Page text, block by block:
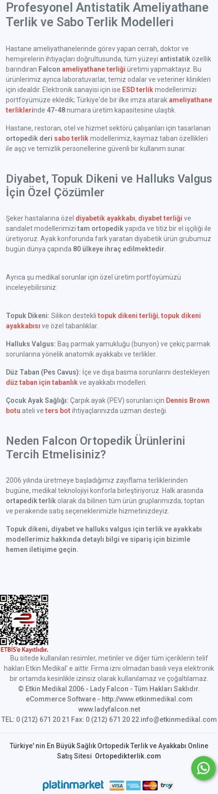
Profesyonel Antistatik Ameliyathane
Terlik ve Sabo Terlik Modelleri
Hastane ameliyathanelerinde görev yapan cerrah, doktor ve
hemşirelerin ihtiyaçları doğrultusunda, tüm yüzeyi antistatik özellik
barındıran Falcon ameliyathane terliği üretimi yapmaktayız. Bu
ürünlerimiz ayrıca laboratuvarlar, temiz odalar ve veteriner klinikleri
için idealdir. Elektronik sanayisi için ise ESD terlik modellerimizi
portföyümüze ekledik; Türkiye'de bir ilke imza atarak ameliyathane
terliklerinde 47-48numara üretim kapasitesine ulaştık.
Hastane, restoran, otel ve hizmet sektörü çalışanları için tasarlanan
ortopedik deri sabo terlik modellerimiz, kaymaz taban özellikleri
ile aşçı ve temizlik personellerine güvenli bir kullanım sunar.
Diyabet, Topuk Dikeni ve Halluks Valgus
İçin Özel Çözümler
Şeker hastalarına özel diyabetik ayakkabı, diyabet terliği ve
sandalet modellerimizi tam ortopedik yapıda ve titiz bir el işçiliği ile
üretiyoruz. Ayak konforunda fark yaratan diyabetik ürün grubumuz
bugün dünya çapında 80 ülkeye ihraç edilmektedir
Ayrıca şu medikal sorunlar için özel üretim portföyümüzü
inceleyebilirsiniz:
Topuk Dikeni: Silikon desteklitopuk dikeni terliği,topuk dikeni
ayakkabısı ve özel tabanlıklar.
Halluks Valgus: Baş parmak yamukluğu (bunyon) ve çekiç parmak
sorunlarına yönelik anatomik ayakkabı ve terlikler.
Düz Taban (Pes Cavus): İçe ve dışa basma sorunlarını destekleyen
düz taban için tabanlık ve ayakkabı modelleri.
Çocuk Ayak Sağlığı: Çarpık ayak (PEV) sorunları için Dennis Brown
botu ateli veters bot ihtiyaçlarınızda uzman desteği.
Neden Falcon Ortopedik Ürünlerini
Tercih Etmelisiniz?
2006 yılında üretmeye başladığımız zayıflama terliklerinden
bugüne, medikal teknolojiyi konforla birleştiriyoruz. Halk arasında
ortapedik terlik olarak da bilinen tüm ürün gruplarımızda; toptan
ve perakende satış seçeneklerimizle hizmetinizdeyiz.
Topuk dikeni, diyabet ve halluks valgus için terlik ve ayakkabı
modellerimiz hakkında detaylı bilgi ve sipariş için bizimle
hemen iletişime geçin.
Bu sitede kullanılan resimler, metinler ve diğer tüm içeriklerin telif
hakları Etkin Medikal' e aittir. Firma izni olmadan basılı veya elektronik
bir ortamda kesinlikle izinsiz olarak kullanılamaz ve çoğaltılamaz.
© Etkin Medikal 2006 - Lady Falcon - Tüm Hakları Saklıdır.
eCommerce Software - http://www.etkinmedikal.com
www.ladyfalcon.net
TEL: 0 (212) 671 20 21 Fax: 0 (212) 671 20 22 info@etkinmedikal.com
Türkiye' nin En Büyük Sağlık Ortopedik Terlik ve Ayakkabı Online
Satış Sitesi Ortopedikterlik.com